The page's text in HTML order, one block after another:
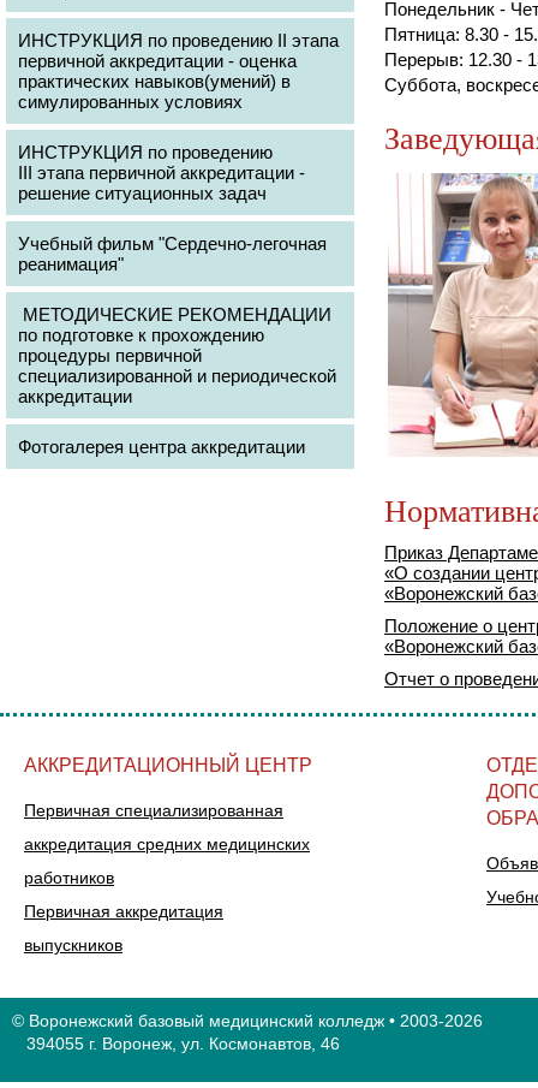
ИНСТРУКЦИЯ по проведению II этапа
первичной аккредитации - оценка
практических навыков(умений) в
симулированных условиях
ИНСТРУКЦИЯ по проведению
III этапа первичной аккредитации -
решение ситуационных задач
Учебный фильм "Сердечно-легочная
реанимация"
МЕТОДИЧЕСКИЕ РЕКОМЕНДАЦИИ
по подготовке к прохождению
процедуры первичной
специализированной и периодической
аккредитации
Фотогалерея центра аккредитации
Понедельник -
Пятница: 8.30 -
Перерыв: 12.30 -
Суббота,
Приказ
«О создании
«Воронежский
Положение о
«Воронежский
Отчет о
АККРЕДИТАЦИОННЫЙ ЦЕНТР
Первичная специализированная
аккредитация средних медицинских
работников
Первичная аккредитация
выпускников
© Воронежский базовый медицинский колледж • 2003-2026
394055 г. Воронеж, ул. Космонавтов, 46